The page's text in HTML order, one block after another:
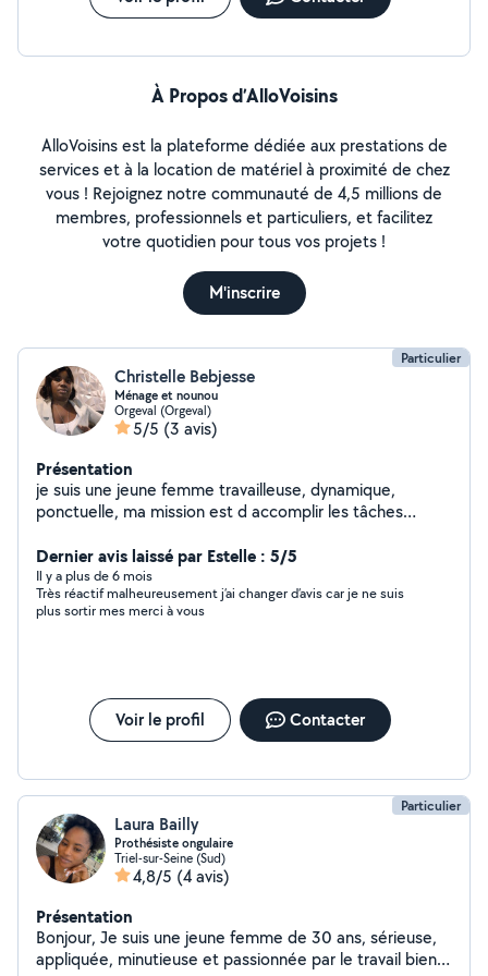
À Propos d’AlloVoisins
AlloVoisins est la plateforme dédiée aux prestations de
services et à la location de matériel à proximité de chez
vous ! Rejoignez notre communauté de 4,5 millions de
membres, professionnels et particuliers, et facilitez
votre quotidien pour tous vos projets !
M'inscrire
Particulier
Christelle Bebjesse
Ménage et nounou
Orgeval (Orgeval)
5/5 (3 avis)
Présentation
je suis une jeune femme travailleuse, dynamique,
ponctuelle, ma mission est d accomplir les tâches
hygiène agreable pour votre environnement.
Dernier avis laissé par Estelle : 5/5
Il y a plus de 6 mois
Très réactif malheureusement j’ai changer d’avis car je ne suis
plus sortir mes merci à vous
Voir le profil Contacter
Particulier
Laura Bailly
Prothésiste ongulaire
Triel-sur-Seine (Sud)
4,8/5 (4 avis)
Présentation
Bonjour, Je suis une jeune femme de 30 ans, sérieuse,
appliquée, minutieuse et passionnée par le travail bien